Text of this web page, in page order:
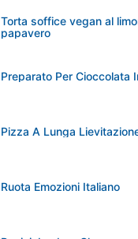
Torta soffice vegan al
papavero
Preparato Per Cioccolata
Pizza A Lunga
Ruota Emozioni Italiano